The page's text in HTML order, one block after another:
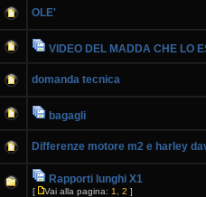
OLE'
VIDEO DEL MADDA CHE LO
domanda tecnica
bagagli
Differenze motore m2 e harley
Rapporti lunghi X1
[ Vai alla pagina: 1 2 ]